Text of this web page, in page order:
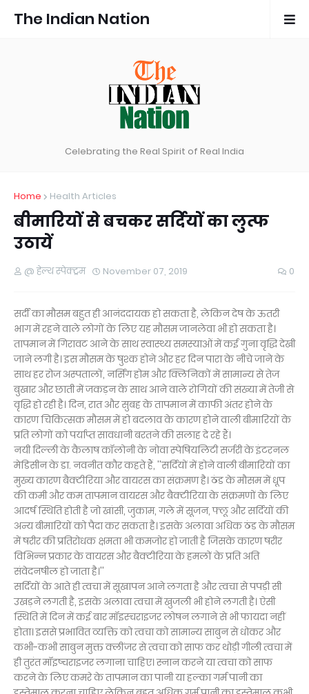
The Indian Nation
Celebrating the Real Spirit of Real India
Home Health Articles
बीमारियों से बचकर सर्दियों का लुत्फ
उठायें
@ हेल्थ स्पेक्ट्रम November 07, 2019 0
सर्दी का मौसम बहुत ही आनंददायक हो सकता है, लेकिन देष के ऊतरी
भाग में रहने वाले लोगों के लिए यह मौसम जानलेवा भी हो सकता है।
तापमान में गिरावट आने के साथ स्वास्थ्य समस्याओं में कई गुना वृद्धि देखी
जाने लगी है। इस मौसम के षुश्क होने और हर दिन पारा के नीचे जाने के
साथ हर रोज अस्पतालों, नर्सिंग होम और क्लिनिकों में सामान्य से तेज
बुखार और छाती में जकड़न के साथ आने वाले रोगियों की संख्या में तेजी से
वृद्धि हो रही है। दिन, रात और सुबह के तापमान में काफी अंतर होने के
कारण चिकित्सक मौसम में हो बदलाव के कारण होने वाली बीमारियों के
प्रति लोगों को पर्याप्त सावधानी बरतने की सलाह दे रहे हैं।
नयी दिल्ली के कैलाष कॉलोनी के नोवा स्पेषियलिटी सर्जरी के इंटरनल
मेडिसीन के डा. नवनीत कौर कहते हैं, ''सर्दियों में होने वाली बीमारियों का
मुख्य कारण बैक्टीरिया और वायरस का संक्रमण है। ठंड के मौसम में धूप
की कमी और कम तापमान वायरस और बैक्टीरिया के संक्रमणों के लिए
आदर्ष स्थिति होती है जो खांसी, जुकाम, गले में सूजन, फ्लू और सर्दियों की
अन्य बीमारियों को पैदा कर सकता है। इसके अलावा अधिक ठंड के मौसम
में षरीर की प्रतिरोधक क्षमता भी कमजोर हो जाती है जिसके कारण षरीर
विभिन्न प्रकार के वायरस और बैक्टीरिया के हमलों के प्रति अति
संवेदनषील हो जाता है।''
सर्दियों के आते ही त्वचा में सूखापन आने लगता है और त्वचा से पपड़ी सी
उखड़ने लगती है, इसके अलावा त्वचा में खुजली भी होने लगती है। ऐसी
स्थिति में दिन में कई बार मॉइस्चराइजर लोषन लगाने से भी फायदा नहीं
होता। इससे प्रभावित व्यक्ति को त्वचा को सामान्य साबुन से धोकर और
कभी-कभी साबुन मुक्त क्लींजर से त्वचा को साफ कर थोड़ी गीली त्वचा में
ही तुरंत मॉइष्चराइजर लगाना चाहिए। स्नान करने या त्वचा को साफ
करने के लिए कमरे के तापमान का पानी या हल्का गर्म पानी का